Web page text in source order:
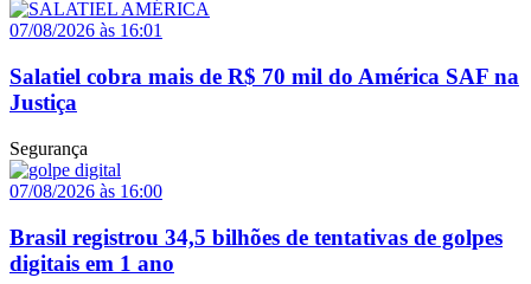
07/08/2026 às 16:01
Salatiel cobra mais de R$ 70 mil do América SAF na
Justiça
Segurança
07/08/2026 às 16:00
Brasil registrou 34,5 bilhões de tentativas de golpes
digitais em 1 ano